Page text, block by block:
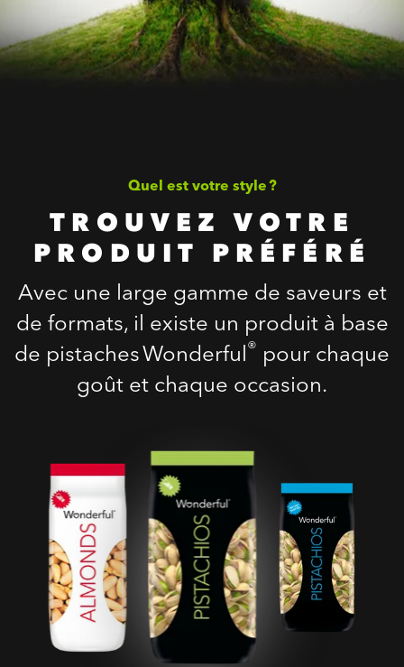
Quel est votre style ?
TROUVEZ VOTRE
PRODUIT PRÉFÉRÉ
Avec une large gamme de saveurs et
de formats, il existe un produit à base
de pistaches Wonderful® pour chaque
goût et chaque occasion.
Pistaches Grillées Salées